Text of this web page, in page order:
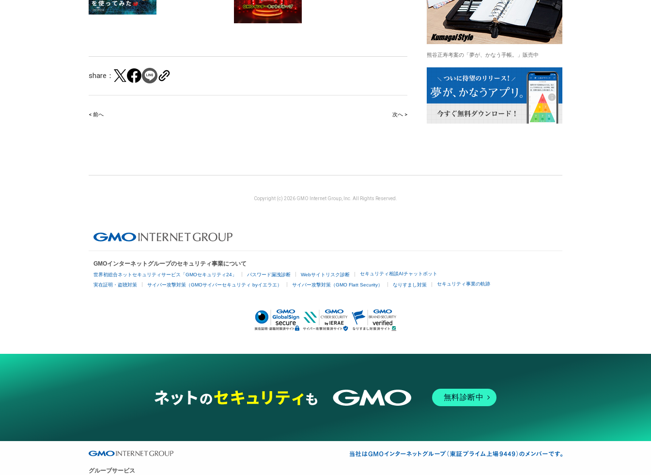
share：
Post
< 前へ 次へ >
熊谷正寿考案の「夢が、かなう手帳。」販売中
Copyright (c) 2026 GMO Internet Group, Inc. All Rights Reserved.
GMOインターネットグループのセキュリティ事業について
世界初総合ネットセキュリティサービス「GMOセキュリティ24」 パスワード漏洩診断 Webサイトリスク診断 セキュリティ相談AIチャットボット
実在証明・盗聴対策 サイバー攻撃対策（GMOサイバーセキュリティ byイエラエ） サイバー攻撃対策（GMO Flatt Security） なりすまし対策 セキュリティ事業の軌跡
無料診断中
グループサービス